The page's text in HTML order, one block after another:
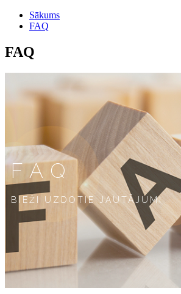
Sākums
FAQ
FAQ
FAQ
BIEŽI UZDOTIE JAUTĀJUMI